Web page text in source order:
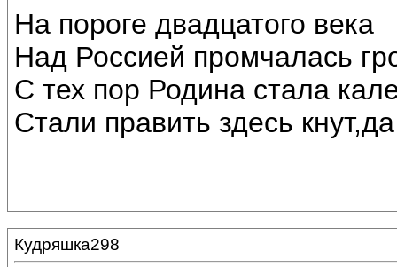
На пороге двадцатого века
Над Россией промчалась
С тех пор Родина стала
Стали править здесь
Кудряшка298